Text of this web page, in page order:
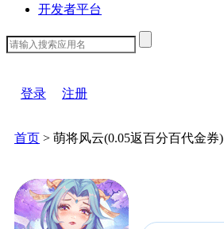
开发者平台
登录 注册
首页 > 萌将风云(0.05返百分百代金券)